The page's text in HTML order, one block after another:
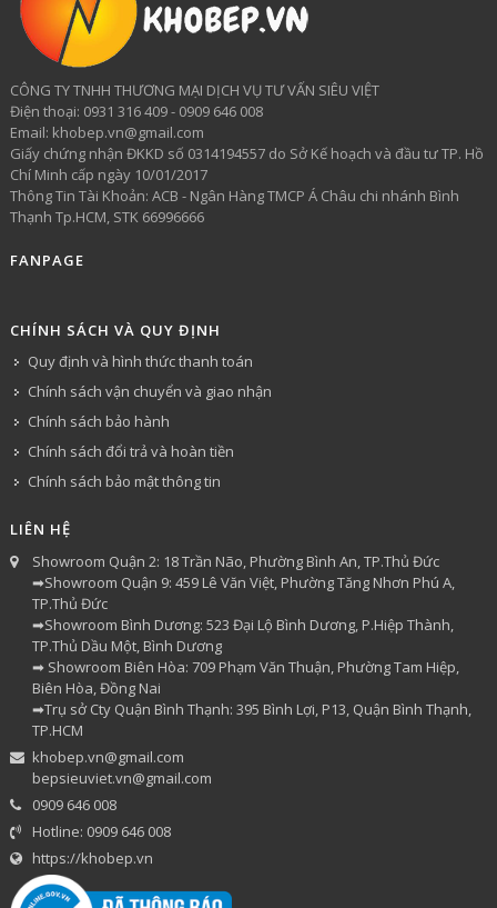
CÔNG TY TNHH THƯƠNG MẠI DỊCH VỤ TƯ VẤN SIÊU VIỆT
​Điện thoại: 0931 316 409 - 0909 646 008
Email: khobep.vn@gmail.com
Giấy chứng nhận ĐKKD số 0314194557 do Sở Kế hoạch và đầu tư TP. Hồ
Chí Minh cấp ngày 10/01/2017
Thông Tin Tài Khoản: ACB - Ngân Hàng TMCP Á Châu chi nhánh Bình
Thạnh Tp.HCM, STK 66996666
FANPAGE
CHÍNH SÁCH VÀ QUY ĐỊNH
Quy định và hình thức thanh toán
Chính sách vận chuyển và giao nhận
Chính sách bảo hành
Chính sách đổi trả và hoàn tiền
Chính sách bảo mật thông tin
LIÊN HỆ
Showroom Quận 2: 18 Trần Não, Phường Bình An, TP.Thủ Đức
➡Showroom Quận 9: 459 Lê Văn Việt, Phường Tăng Nhơn Phú A,
TP.Thủ Đức
➡Showroom Bình Dương: 523 Đại Lộ Bình Dương, P.Hiệp Thành,
TP.Thủ Dầu Một, Bình Dương
➡ Showroom Biên Hòa: 709 Phạm Văn Thuận, Phường Tam Hiệp,
Biên Hòa, Đồng Nai
➡Trụ sở Cty Quận Bình Thạnh: 395 Bình Lợi, P13, Quận Bình Thạnh,
TP.HCM
khobep.vn@gmail.com
bepsieuviet.vn@gmail.com
0909 646 008
Hotline: 0909 646 008
https://khobep.vn